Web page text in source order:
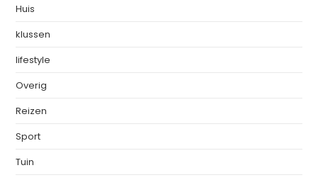
Huis
klussen
lifestyle
Overig
Reizen
Sport
Tuin